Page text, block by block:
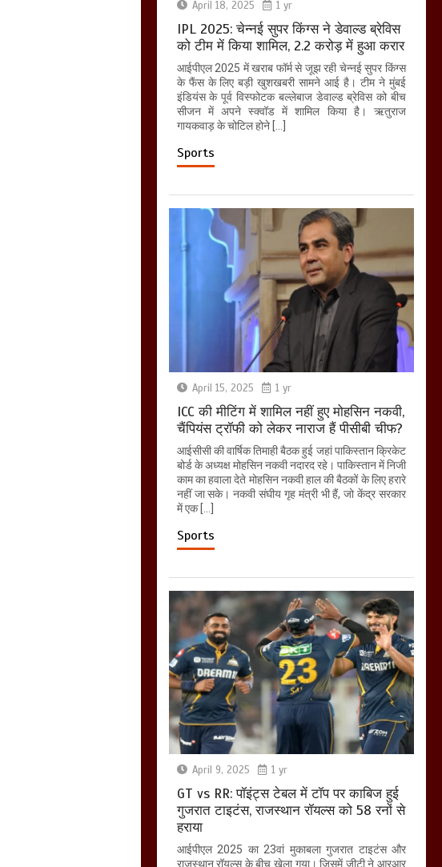
April 18, 2025 1 yr
IPL 2025: चेन्नई सुपर किंग्स ने डेवाल्ड ब्रेविस
को टीम में किया शामिल, 2.2 करोड़ में हुआ करार
आईपीएल 2025 में खराब फॉर्म से जूझ रही चेन्नई सुपर किंग्स
के फैंस के लिए बड़ी खुशखबरी सामने आई है। टीम ने मुंबई
इंडियंस के पूर्व विस्फोटक बल्लेबाज डेवाल्ड ब्रेविस को बीच
सीजन में अपने स्क्वॉड में शामिल किया है। ऋतुराज
गायकवाड़ के चोटिल होने […]
Sports
April 15, 2025 1 yr
ICC की मीटिंग में शामिल नहीं हुए मोहसिन नकवी,
चैंपियंस ट्रॉफी को लेकर नाराज हैं पीसीबी चीफ?
आईसीसी की वार्षिक तिमाही बैठक हुई जहां पाकिस्तान क्रिकेट
बोर्ड के अध्यक्ष मोहसिन नकवी नदारद रहे। पाकिस्तान में निजी
काम का हवाला देते मोहसिन नकवी हाल की बैठकों के लिए हरारे
नहीं जा सके। नकवी संघीय गृह मंत्री भी हैं, जो केंद्र सरकार
में एक […]
Sports
April 9, 2025 1 yr
GT vs RR: पॉइंट्स टेबल में टॉप पर काबिज हुई
गुजरात टाइटंस, राजस्थान रॉयल्स को 58 रनों से
हराया
आईपीएल 2025 का 23वां मुकाबला गुजरात टाइटंस और
राजस्थान रॉयल्स के बीच खेला गया। जिसमें जीटी ने आरआर